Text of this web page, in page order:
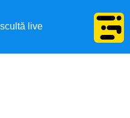
live